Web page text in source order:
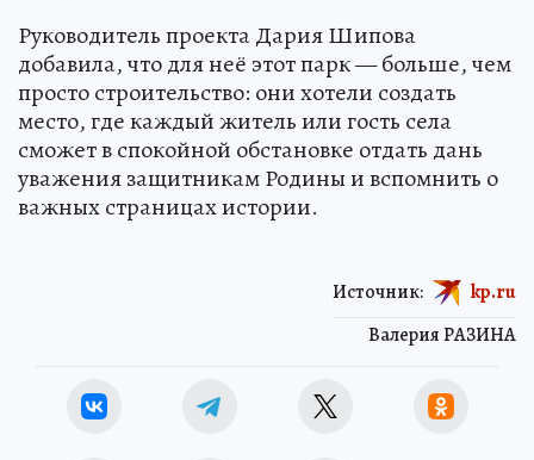
Руководитель проекта Дария Шипова
добавила, что для неё этот парк — больше, чем
просто строительство: они хотели создать
место, где каждый житель или гость села
сможет в спокойной обстановке отдать дань
уважения защитникам Родины и вспомнить о
важных страницах истории.
Валерия РАЗИНА
Источник: kp.ru